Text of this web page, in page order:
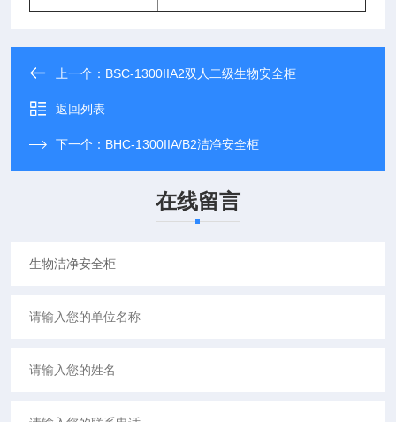
上一个： BSC-1300IIA2双人二级生物安全柜
返回列表
下一个： BHC-1300IIA/B2洁净安全柜
在线留言